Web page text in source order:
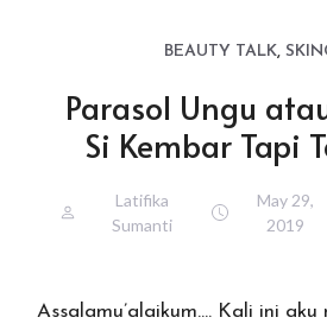
BEAUTY TALK,
Parasol Ungu
Si Kembar Tapi
Latifika
Sumanti
May 29,
2019
Assalamu’alaikum…. Kali ini aku